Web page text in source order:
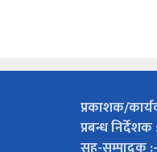
प्रकाशक/
प्रबन्ध